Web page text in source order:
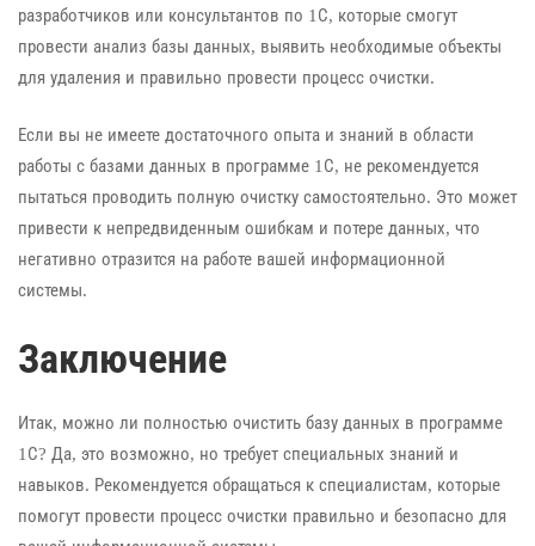
разработчиков или консультантов по 1С, которые смогут
провести анализ базы данных, выявить необходимые объекты
для удаления и правильно провести процесс очистки.
Если вы не имеете достаточного опыта и знаний в области
работы с базами данных в программе 1С, не рекомендуется
пытаться проводить полную очистку самостоятельно. Это может
привести к непредвиденным ошибкам и потере данных, что
негативно отразится на работе вашей информационной
системы.
Заключение
Итак, можно ли полностью очистить базу данных в программе
1С? Да, это возможно, но требует специальных знаний и
навыков. Рекомендуется обращаться к специалистам, которые
помогут провести процесс очистки правильно и безопасно для